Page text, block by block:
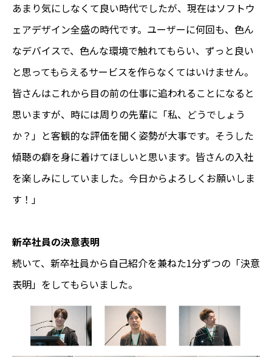
あまり気にしなくて良い時代でしたが、現在はソフトウ
ェアデザイン全盛の時代です。ユーザーに何回も、色ん
なデバイスで、色んな環境で触れてもらい、ずっと良い
と思ってもらえるサービスを作らなくてはいけません。
皆さんはこれから目の前の仕事に追われることになると
思いますが、時には周りの先輩に「私、どうでしょう
か？」と客観的な評価を聞く姿勢が大事です。そうした
傾聴の癖を身に着けてほしいと思います。皆さんの入社
を楽しみにしていました。今日からよろしくお願いしま
す！」
新卒社員の決意表明
続いて、新卒社員から自己紹介を兼ねた1分ずつの「決意
表明」をしてもらいました。